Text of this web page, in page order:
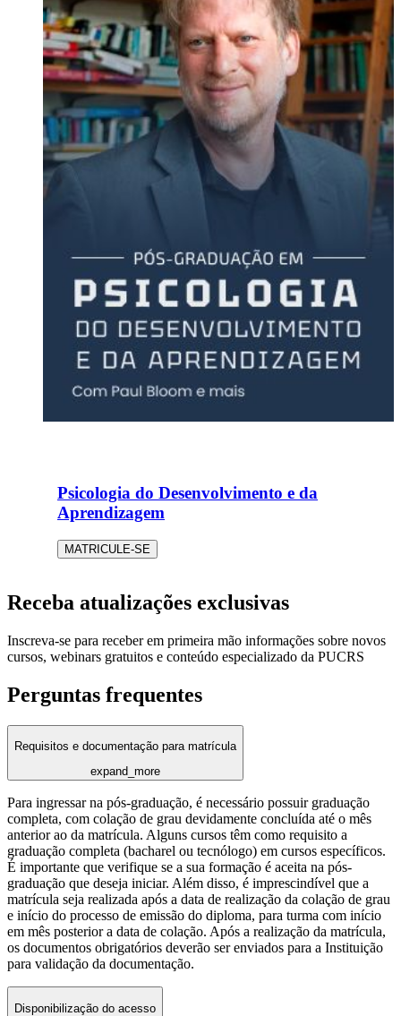
Psicologia do Desenvolvimento e da
Aprendizagem
MATRICULE-SE
Receba atualizações exclusivas
Inscreva-se para receber em primeira mão informações sobre novos
cursos, webinars gratuitos e conteúdo especializado da PUCRS
Perguntas frequentes
Requisitos e documentação para matrícula
expand_more
Para ingressar na pós-graduação, é necessário possuir graduação
completa, com colação de grau devidamente concluída até o mês
anterior ao da matrícula. Alguns cursos têm como requisito a
graduação completa (bacharel ou tecnólogo) em cursos específicos.
É importante que verifique se a sua formação é aceita na pós-
graduação que deseja iniciar. Além disso, é imprescindível que a
matrícula seja realizada após a data de realização da colação de grau
e início do processo de emissão do diploma, para turma com início
em mês posterior a data de colação. Após a realização da matrícula,
os documentos obrigatórios deverão ser enviados para a Instituição
para validação da documentação.
Disponibilização do acesso